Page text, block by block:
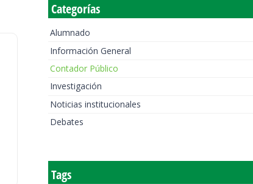
Categorías
Alumnado
Información General
Contador Público
Investigación
Noticias institucionales
Debates
Tags